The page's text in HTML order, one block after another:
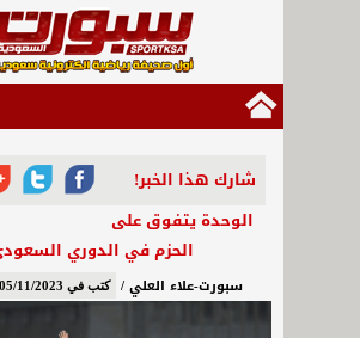
شارك هذا الخبر!
الوحدة يتفوق على
الحزم في الدوري
سبورت-علاء العلي / كتب في 05/11/2023 - 8:18 م